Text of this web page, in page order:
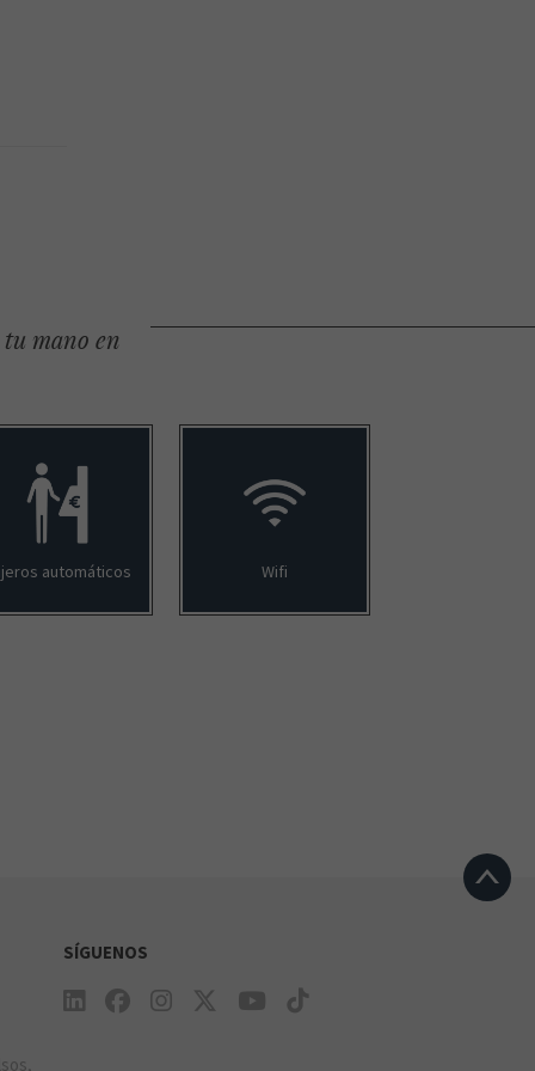
mano en
automáticos Wifi
SÍGUENOS